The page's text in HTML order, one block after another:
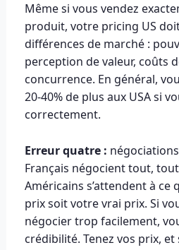
Même si vous vendez
produit, votre pricing US
différences de marché :
perception de valeur, coûts
concurrence. En général,
20-40% de plus aux USA si
correctement.
Erreur quatre :
Français négocient tout,
Américains s’attendent à ce
prix soit votre vrai prix. Si
négocier trop facilement,
crédibilité. Tenez vos prix,